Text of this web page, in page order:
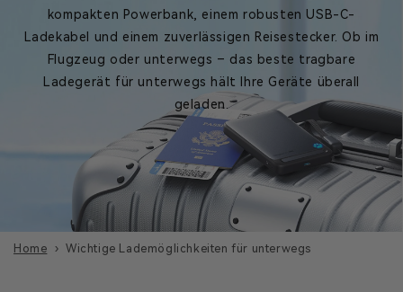
kompakten Powerbank, einem robusten USB-C-
Ladekabel und einem zuverlässigen Reisestecker. Ob im
Flugzeug oder unterwegs – das beste tragbare
Ladegerät für unterwegs hält Ihre Geräte überall
geladen.
Home Wichtige Lademöglichkeiten für unterwegs